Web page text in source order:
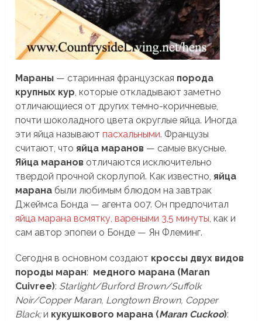
Мараны — старинная французская порода
крупных кур, которые откладывают заметно
отличающиеся от других темно-коричневые,
почти шоколадного цвета округлые яйца. Иногда
эти яйца называютпасхальными. Французы
считают, чтояйца маранов — самые вкусные.
Яйца маранов отличаются исключительно
твердой прочной скорлупой. Как известно,яйца
марана были любимым блюдом на завтрак
Джеймса Бонда — агента 007. Он предпочитал
яйца марана всмятку, вареными 3,5 минуты, как и
сам автор эпопеи о Бонде — Ян Флеминг.
Сегодня в основном создают кроссы двух видов
породы маран: медного марана (Maran
Cuivree): Starlight/Burford Brown/Suffolk
Noir/Copper Maran, Longtown Brown, Copper
Black;и кукушкового марана (Maran Cuckoo):